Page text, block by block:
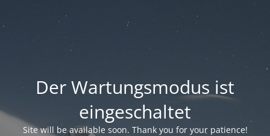
Der Wartungsmodus ist
eingeschaltet
Site will be available soon. Thank you for your patience!